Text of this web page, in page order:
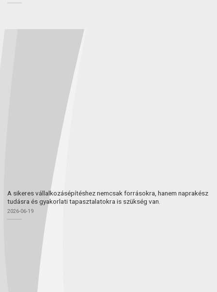
A sikeres vállalkozásépítéshez nemcsak forrásokra, hanem naprakész
tudásra és gyakorlati tapasztalatokra is szükség van.
2026-06-19